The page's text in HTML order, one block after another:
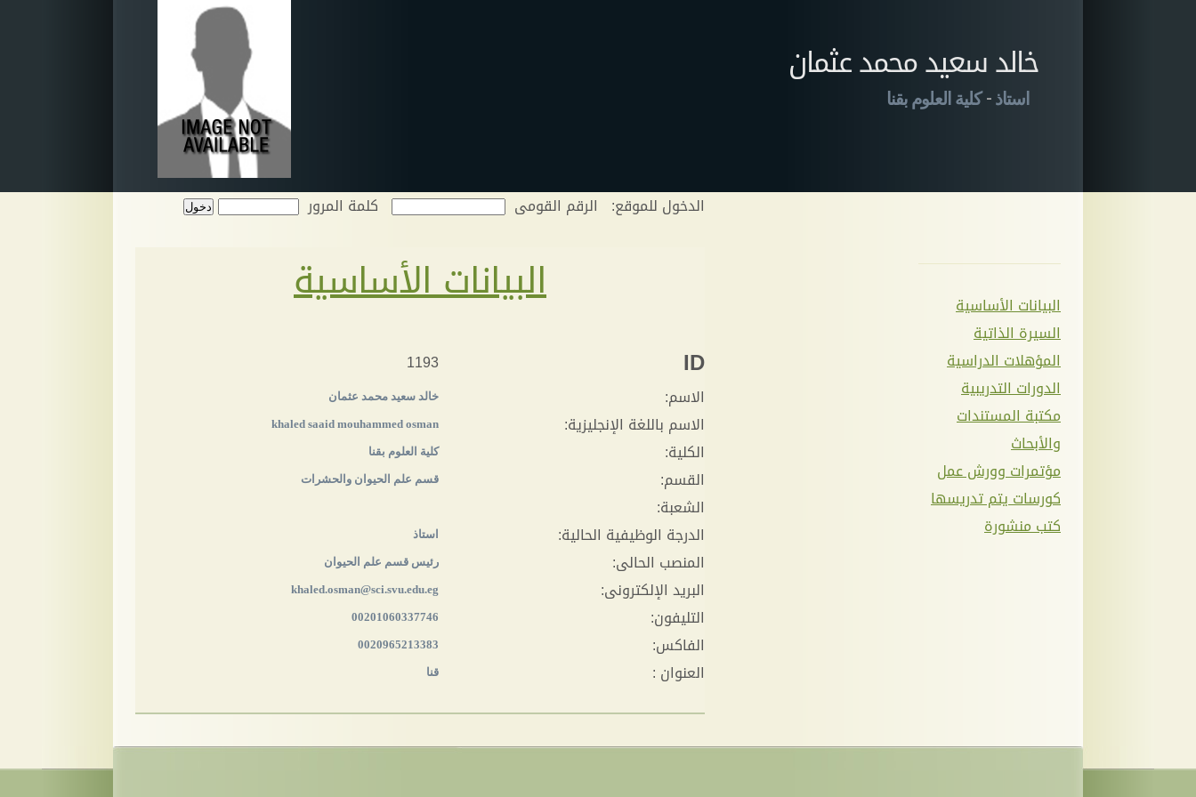
خالد سعيد محمد عثمان
استاذ -كلية العلوم بقنا
الدخول للموقع: الرقم القومى كلمة المرور
البيانات الأساسية
السيرة الذاتية
المؤهلات الدراسية
الدورات التدريبية
مكتبة المستندات
والأبحاث
مؤتمرات وورش عمل
كورسات يتم تدريسها
كتب منشورة